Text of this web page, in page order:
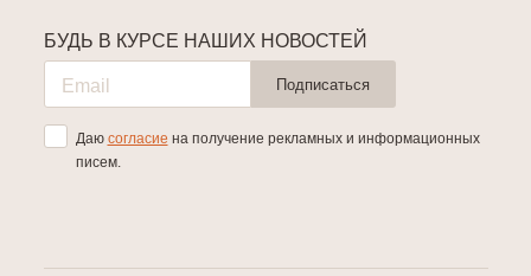
БУДЬ В КУРСЕ НАШИХ НОВОСТЕЙ
Подписаться
Даю согласие на получение рекламных и информационных
писем.